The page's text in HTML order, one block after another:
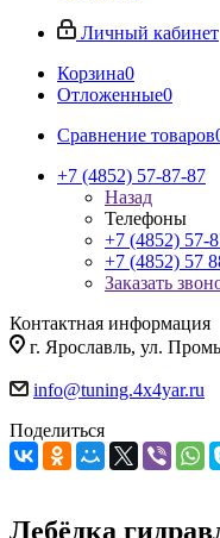
Личный кабинет
Корзина0
Отложенные0
Сравнение товаров
+7 (4852) 57-87-87
Назад
Телефоны
+7 (4852) 57-
+7 (4852) 57
Заказать
Контактная информация
г. Ярославль, ул.
info@tuning.4x4yar.ru
Поделиться
Лебёдка